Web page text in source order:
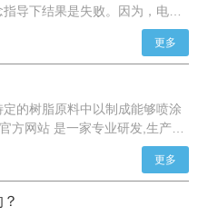
导下结果是失败。因为，电磁
真正影响屏蔽体屏蔽效能的只有
是导电连续的，另一个是不能
很多导电不连续点，最主要的
导电缝隙。这些不导电的缝隙
上的缝隙上泄漏一样。解决这
弹性材料，消除不导电点。这
道理一样。这种弹性导电填充材
更多
的树脂原料中以制成能够喷涂
方网站 是一家专业研发,生产和
更多